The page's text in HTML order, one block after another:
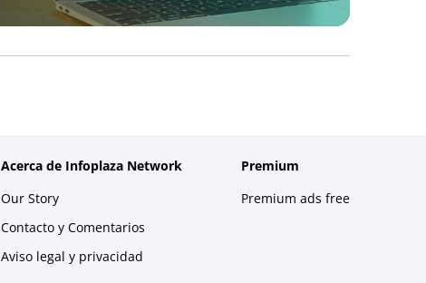
Acerca de Infoplaza Network
Our Story
Contacto y Comentarios
Aviso legal y privacidad
Premium
Premium ads free